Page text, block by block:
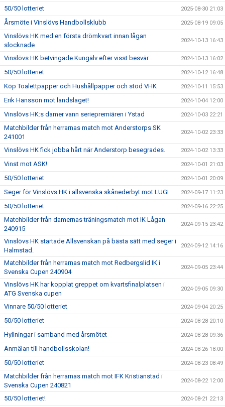
50/50 lotteriet 2025-08-30 21:03
Årsmöte i Vinslövs Handbollsklubb 2025-08-19 09:05
Vinslövs HK med en första drömkvart innan lågan
slocknade
2024-10-13 16:43
Vinslövs HK betvingade Kungälv efter visst besvär 2024-10-13 16:02
50/50 lotteriet 2024-10-12 16:48
Köp Toalettpapper och Hushållpapper och stöd VHK 2024-10-11 15:53
Erik Hansson mot landslaget! 2024-10-04 12:00
Vinslövs HK:s damer vann seriepremiären i Ystad 2024-10-03 22:21
Matchbilder från herrarnas match mot Anderstorps SK
241001
2024-10-02 23:33
Vinslövs HK fick jobba hårt när Anderstorp besegrades. 2024-10-02 13:33
Vinst mot ASK! 2024-10-01 21:03
50/50 lotteriet 2024-10-01 20:09
Seger för Vinslövs HK i allsvenska skånederbyt mot LUGI 2024-09-17 11:23
50/50 lotteriet 2024-09-16 22:25
Matchbilder från damernas träningsmatch mot IK Lågan
240915
2024-09-15 23:42
Vinslövs HK startade Allsvenskan på bästa sätt med seger i
Halmstad.
2024-09-12 14:16
Matchbilder från herrarnas match mot Redbergslid IK i
Svenska Cupen 240904
2024-09-05 23:44
Vinslövs HK har kopplat greppet om kvartsfinalplatsen i
ATG Svenska cupen
2024-09-05 09:30
Vinnare 50/50 lotteriet 2024-09-04 20:25
50/50 lotteriet 2024-08-28 20:10
Hyllningar i samband med årsmötet 2024-08-28 09:36
Anmälan till handbollsskolan! 2024-08-26 18:00
50/50 lotteriet 2024-08-23 08:49
Matchbilder från herrarnas match mot IFK Kristianstad i
Svenska Cupen 240821
2024-08-22 12:00
50/50 lotteriet! 2024-08-21 22:13